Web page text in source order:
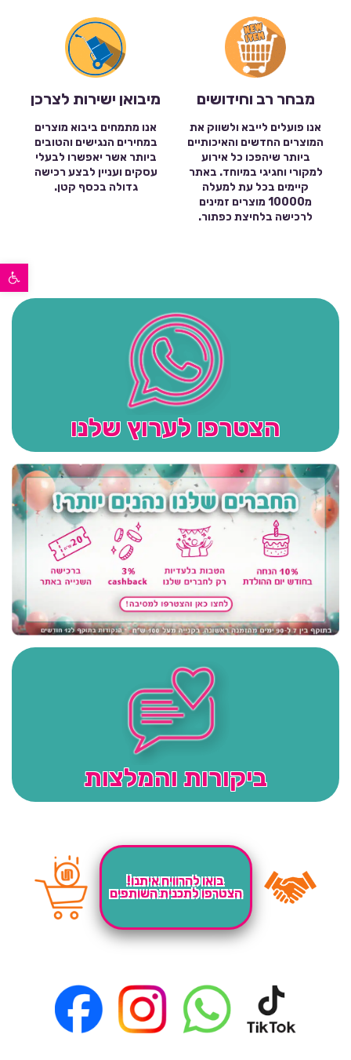
פתח סרגל נגישות
מבחר רב וחידושים
אנו פועלים לייבא ולשווק את
המוצרים החדשים והאיכותיים
ביותר שיהפכו כל אירוע
למקורי וחגיגי במיוחד. באתר
קיימים בכל עת למעלה
מ10000 מוצרים זמינים
לרכישה בלחיצת כפתור.
מיבואן ישירות לצרכן
אנו מתמחים ביבוא מוצרים
במחירים הנגישים והטובים
ביותר אשר יאפשרו לבעלי
עסקים ועניין לבצע רכישה
גדולה בכסף קטן.
הצטרפו לערוץ שלנו
ביקורות והמלצות
בואו להרוויח איתנו!
הצטרפו לתכנית השותפים